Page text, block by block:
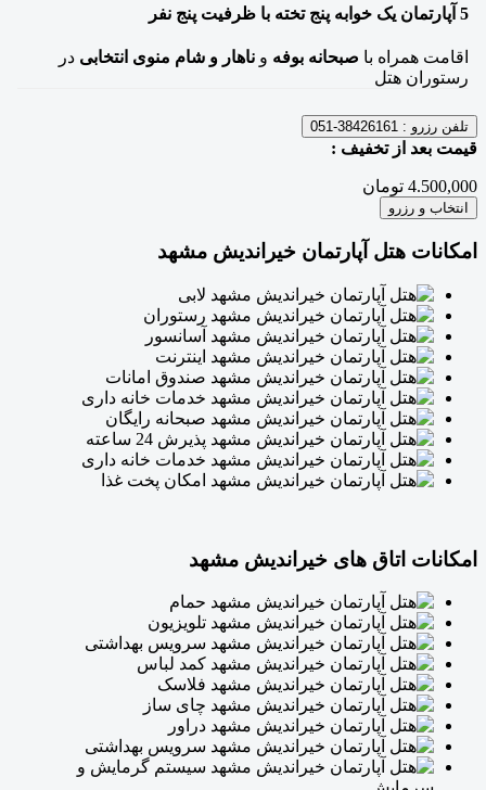
5 آپارتمان یک خوابه پنج تخته با ظرفیت پنج نفر
اقامت همراه با صبحانه بوفه و ناهار و شام منوی انتخابی در
رستوران هتل
تلفن رزرو : 38426161-051
قیمت بعد از تخفیف :
4.500,000 تومان
انتخاب و رزرو
امکانات هتل آپارتمان خیراندیش مشهد
لابی
رستوران
آسانسور
اینترنت
صندوق امانات
خدمات خانه داری
صبحانه رایگان
پذیرش 24 ساعته
خدمات خانه داری
امکان پخت غذا
امکانات اتاق های خیراندیش مشهد
حمام
تلویزیون
سرویس بهداشتی
کمد لباس
فلاسک
چای ساز
دراور
سرویس بهداشتی
سیستم گرمایش و